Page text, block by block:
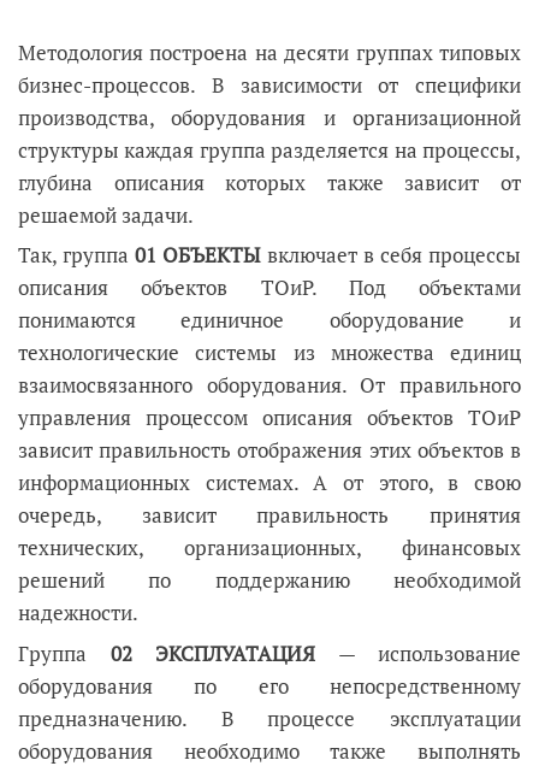
Методология построена на десяти группах типовых
бизнес-процессов. В зависимости от специфики
производства, оборудования и организационной
структуры каждая группа разделяется на процессы,
глубина описания которых также зависит от
решаемой задачи.
Так, группа01 ОБЪЕКТЫвключает в себя процессы
описания объектов ТОиР. Под объектами
понимаются единичное оборудование и
технологические системы из множества единиц
взаимосвязанного оборудования. От правильного
управления процессом описания объектов ТОиР
зависит правильность отображения этих объектов в
информационных системах. А от этого, в свою
очередь, зависит правильность принятия
технических, организационных, финансовых
решений по поддержанию необходимой
надежности.
Группа 02 ЭКСПЛУАТАЦИЯ — использование
оборудования по его непосредственному
предназначению. В процессе эксплуатации
оборудования необходимо также выполнять